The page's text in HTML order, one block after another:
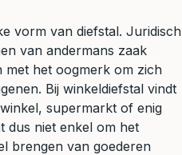
vorm van diefstal. Juridisch
van andermans zaak
met het oogmerk om zich
Bij winkeldiefstal vindt
supermarkt of enig
dus niet enkel om het
brengen van goederen